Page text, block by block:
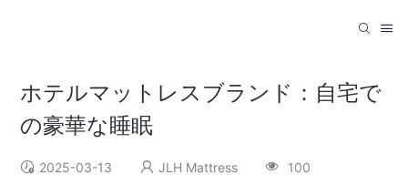
ホテルマットレスブランド：自宅で
の豪華な睡眠
2025-03-13 JLH Mattress 100